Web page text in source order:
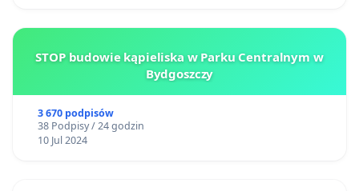
STOP budowie kąpieliska w Parku Centralnym w
Bydgoszczy
3 670 podpisów
38 Podpisy / 24 godzin
10 Jul 2024